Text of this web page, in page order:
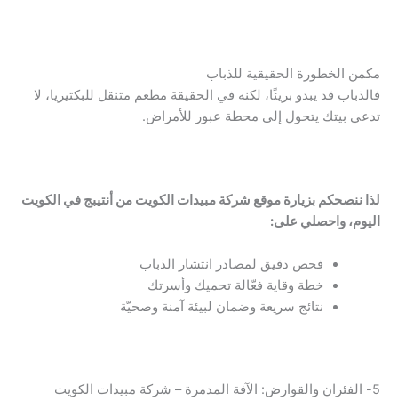
مكمن الخطورة الحقيقية للذباب
فالذباب قد يبدو بريئًا، لكنه في الحقيقة مطعم متنقل للبكتيريا، لا
تدعي بيتك يتحول إلى محطة عبور للأمراض.
لذا ننصحكم بزيارة موقع شركة مبيدات الكويت من أنتيبج في الكويت
اليوم، واحصلي على:
فحص دقيق لمصادر انتشار الذباب
خطة وقاية فعّالة تحميك وأسرتك
نتائج سريعة وضمان لبيئة آمنة وصحيّة
5- الفئران والقوارض: الآفة المدمرة – شركة مبيدات الكويت